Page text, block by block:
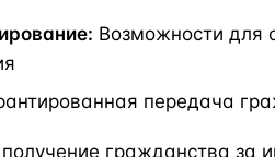
Возможности для
передача
гражданства за